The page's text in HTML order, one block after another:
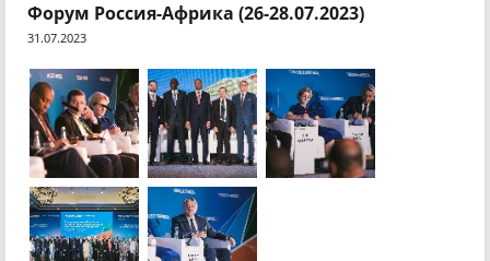
Форум Россия-Африка (26-28.07.2023)
31.07.2023